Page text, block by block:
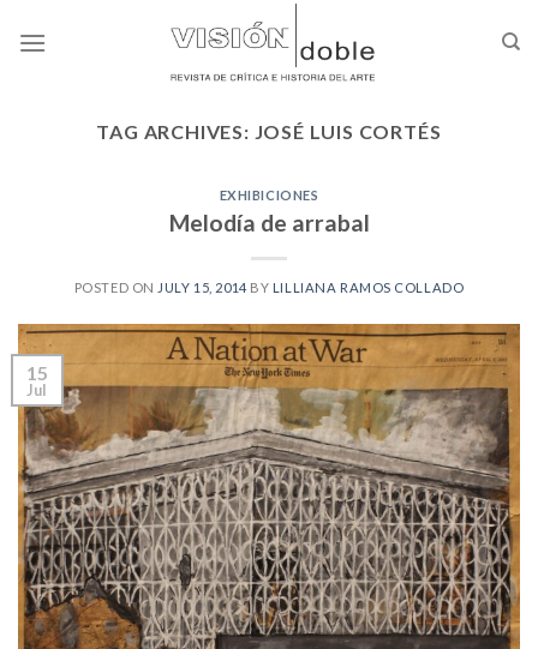
TAG ARCHIVES: JOSÉ LUIS CORTÉS
EXHIBICIONES
Melodía de arrabal
POSTED ON JULY 15, 2014 BY LILLIANA RAMOS COLLADO
15
Jul